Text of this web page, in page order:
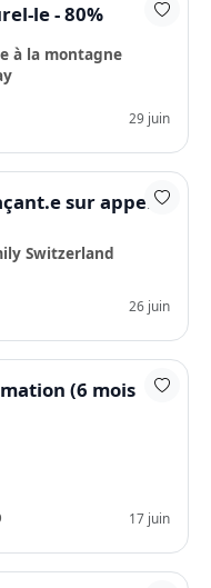
le - 80%
à la montagne
29 juin
sur appel
Switzerland
26 juin
(6 mois
17 juin